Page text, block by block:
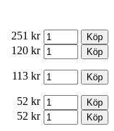
251 kr
120 kr
113 kr
52 kr
52 kr